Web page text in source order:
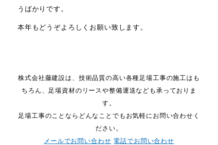
うばかりです。
本年もどうぞよろしくお願い致します。
株式会社藤建設は、技術品質の高い各種足場工事の施工はも
ちろん、足場資材のリースや整備運送なども承っておりま
す。
足場工事のことならどんなことでもお気軽にお問い合わせく
ださい。
メールでお問い合わせ 電話でお問い合わせ